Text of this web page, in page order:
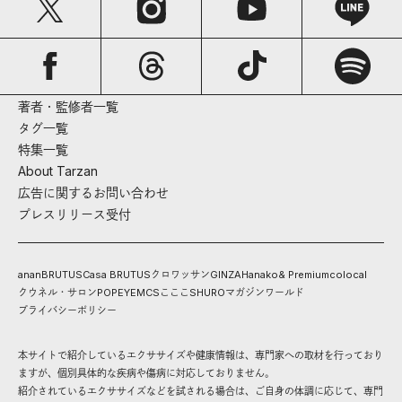
著者・監修者一覧
タグ一覧
特集一覧
About Tarzan
広告に関するお問い合わせ
プレスリリース受付
ananBRUTUSCasa BRUTUS クロワッサンGINZAHanako& Premiumcolocal
クウネル・サロンPOPEYEMCS こここ SHUROマガジンワールド
プライバシーポリシー
本サイトで紹介しているエクササイズや健康情報は、専門家への取材を行っており
ますが、個別具体的な疾病や傷病に対応しておりません。
紹介されているエクササイズなどを試される場合は、ご自身の体調に応じて、専門